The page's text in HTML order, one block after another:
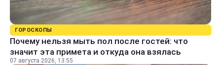
ГОРОСКОПЫ
Почему нельзя мыть пол после гостей: что
значит эта примета и откуда она взялась
07 августа 2026, 13:55